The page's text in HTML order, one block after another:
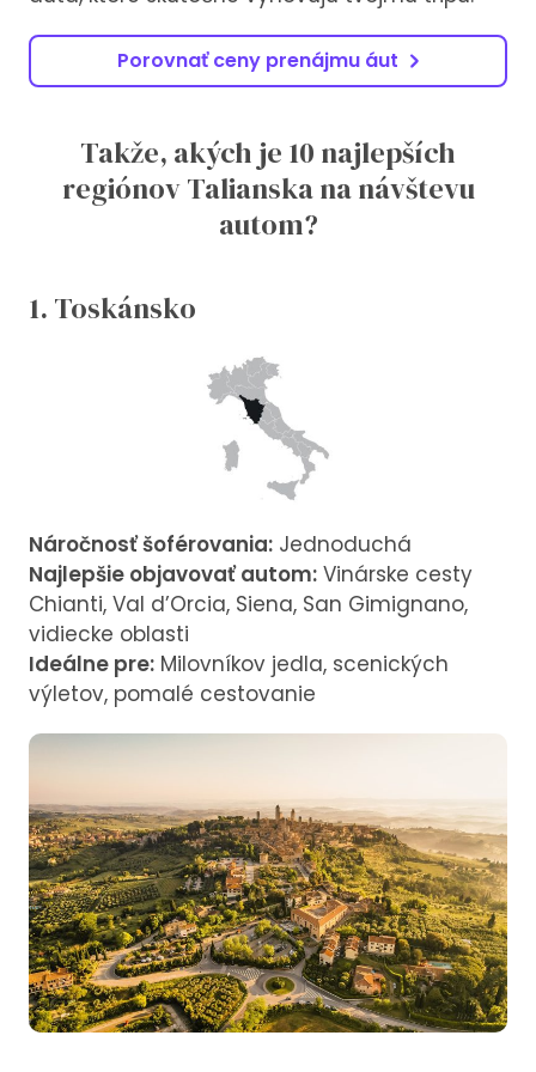
Porovnať ceny prenájmu áut
Takže, akých je 10 najlepších
regiónov Talianska na návštevu
autom?
1. Toskánsko
Náročnosť šoférovania: Jednoduchá
Najlepšie objavovať autom: Vinárske cesty
Chianti, Val d’Orcia, Siena, San Gimignano,
vidiecke oblasti
Ideálne pre: Milovníkov jedla, scenických
výletov, pomalé cestovanie